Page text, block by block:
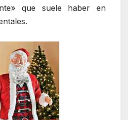
que suele haber en